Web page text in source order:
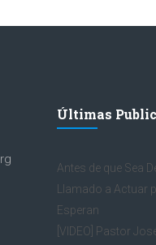
Últimas
Antes de que Sea
Llamado a Actuar
Esperan
[VIDEO] Pastor